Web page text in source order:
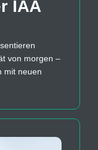
IAA
von morgen –
mit neuen